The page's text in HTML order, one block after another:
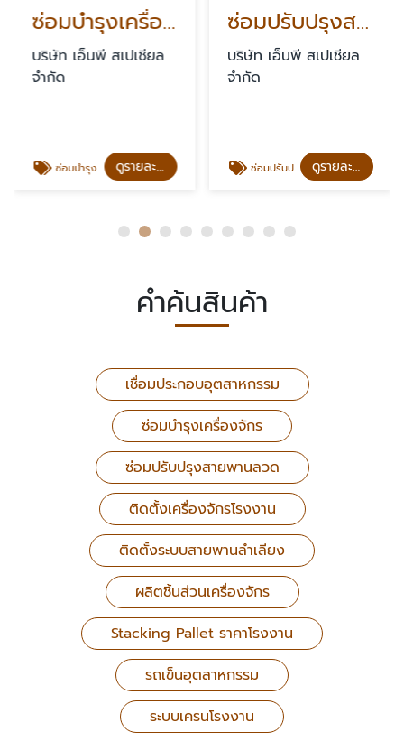
ซ่อมบำรุงเครื่องจักร
บริษัท เอ็นพี สเปเชียล
จำกัด
ซ่อมบำรุงเครื่องจักร ดูรายละเอียด
ซ่อมปรับปรุงสายพานลวด
บริษัท เอ็นพี สเปเชียล
จำกัด
ซ่อมปรับปรุงสายพานลวด ดูรายละเอียด
คำค้นสินค้า
เชื่อมประกอบอุตสาหกรรม
ซ่อมบำรุงเครื่องจักร
ซ่อมปรับปรุงสายพานลวด
ติดตั้งเครื่องจักรโรงงาน
ติดตั้งระบบสายพานลำเลียง
ผลิตชิ้นส่วนเครื่องจักร
Stacking Pallet ราคาโรงงาน
รถเข็นอุตสาหกรรม
ระบบเครนโรงงาน